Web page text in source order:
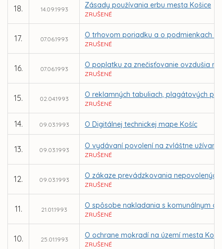
18. 14.09.1993 Zásady používania erbu mesta Košice
ZRUŠENÉ
17. 07.06.1993 O trhovom poriadku a o podmienkach
ZRUŠENÉ
16. 07.06.1993 O poplatku za znečisťovanie ovzdušia
ZRUŠENÉ
15. 02.04.1993 O reklamných tabuliach, plagátových
ZRUŠENÉ
14. 09.03.1993 O Digitálnej technickej mape Košíc
13. 09.03.1993 O vydávaní povolení na zvláštne
ZRUŠENÉ
12. 09.03.1993 O zákaze prevádzkovania
ZRUŠENÉ
11. 21.01.1993 O spôsobe nakladania s komunálnym
ZRUŠENÉ
10. 25.01.1993 O ochrane mokradí na území mesta
ZRUŠENÉ